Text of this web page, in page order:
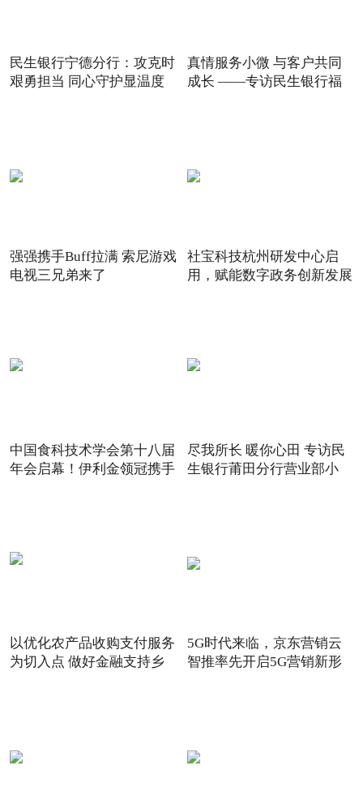
民生银行宁德分行：攻克时
艰勇担当 同心守护显温度
真情服务小微 与客户共同
成长 ——专访民生银行福
强强携手Buff拉满 索尼游戏
电视三兄弟来了
社宝科技杭州研发中心启
用，赋能数字政务创新发展
中国食科技术学会第十八届
年会启幕！伊利金领冠携手
尽我所长 暖你心田 专访民
生银行莆田分行营业部小
以优化农产品收购支付服务
为切入点 做好金融支持乡
5G时代来临，京东营销云
智推率先开启5G营销新形